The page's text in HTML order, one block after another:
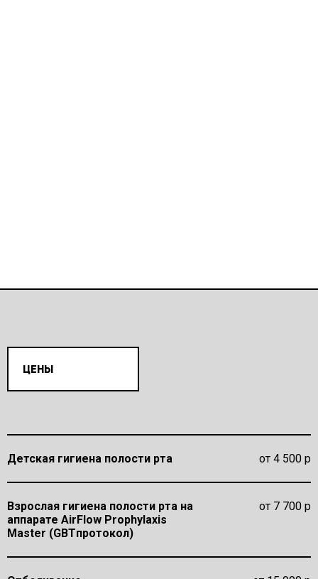
ЦЕНЫ
Детская гигиена полости рта от 4 500 р
Взрослая гигиена полости рта на
аппарате AirFlow Prophylaxis
Master (GBTпротокол)
от 7 700 р